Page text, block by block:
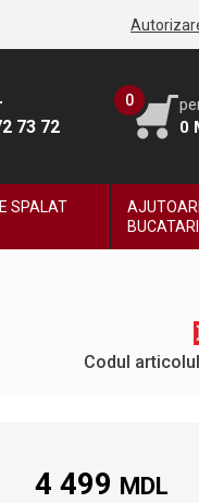
73 72
0
0
SPALAT
Codul
4 499 MDL